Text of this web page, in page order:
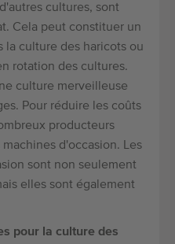
cultures, sont
Cela peut constituer un
la culture des haricots ou
rotation des cultures.
culture merveilleuse
Pour réduire les coûts
producteurs
d'occasion. Les
sont non seulement
elles sont également
pour la culture des